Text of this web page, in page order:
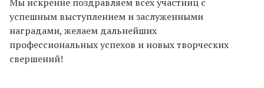
успешным выступлением и заслуженными
наградами, желаем дальнейших
профессиональных успехов и новых творческих
свершений!